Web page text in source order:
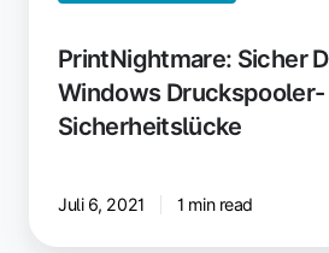
PrintNightmare: Sicher
Windows Druckspooler-
Sicherheitslücke
Juli 6, 2021 1 min read